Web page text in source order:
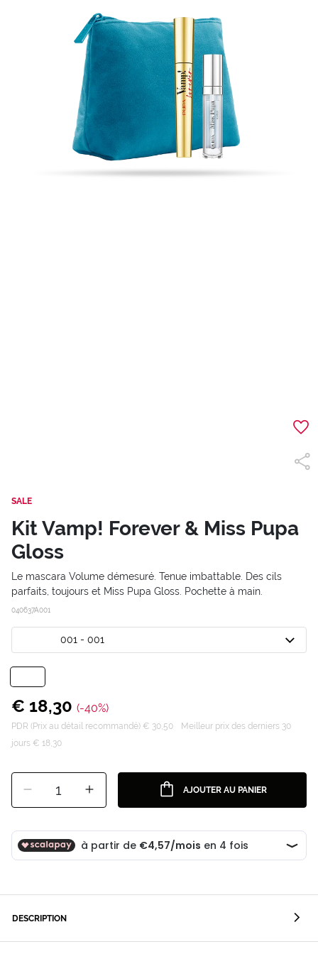
SALE
Kit Vamp! Forever & Miss Pupa
Gloss
Le mascara Volume démesuré. Tenue imbattable. Des cils
parfaits, toujours et Miss Pupa Gloss. Pochette à main.
040637A001
001 - 001
€ 18,30 (-40%)
PDR (Prix au détail recommandé) € 30,50
Meilleur prix des derniers 30
jours € 18,30
1 AJOUTER AU PANIER
DESCRIPTION